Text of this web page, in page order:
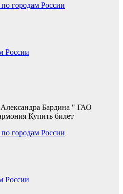
городам России
России
Бардина " ГАО
Купить билет
городам России
России